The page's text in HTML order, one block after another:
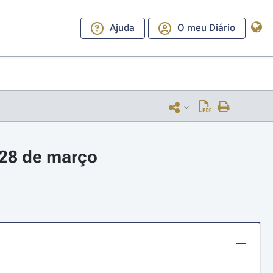
Ajuda O meu Diário
de março